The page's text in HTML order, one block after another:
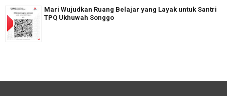
Mari Wujudkan Ruang Belajar yang Layak untuk Santri
TPQ Ukhuwah Songgo